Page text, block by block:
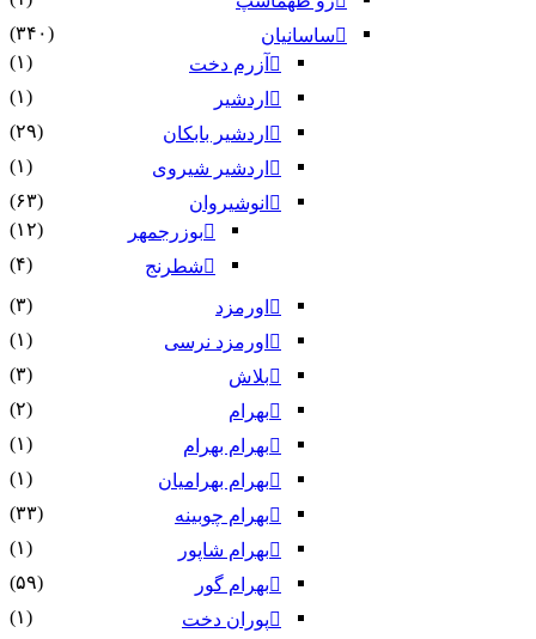
ساسانیان
(۳۴۰)
آزرم دخت
(۱)
اردشیر
(۱)
اردشیر بابکان
(۲۹)
اردشیر شیروی
(۱)
انوشیروان
(۶۳)
بوزرجمهر
(۱۲)
شطرنج
(۴)
اورمزد
(۳)
اورمزد نرسى‏
(۱)
بلاش
(۳)
بهرام
(۲)
بهرام بهرام
(۱)
بهرام بهرامیان‏
(۱)
بهرام چوبینه
(۳۳)
بهرام شاپور
(۱)
بهرام گور
(۵۹)
پوران دخت
(۱)